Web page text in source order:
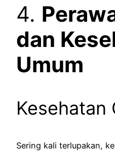
4.
dan
Umum
Kesehatan
Sering kali terlupakan,